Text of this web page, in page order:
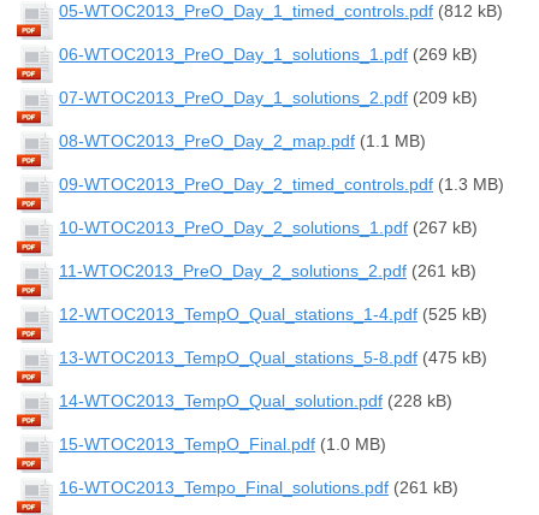
05-WTOC2013_PreO_Day_1_timed_controls.pdf (812 kB)
06-WTOC2013_PreO_Day_1_solutions_1.pdf (269 kB)
07-WTOC2013_PreO_Day_1_solutions_2.pdf (209 kB)
08-WTOC2013_PreO_Day_2_map.pdf (1.1 MB)
09-WTOC2013_PreO_Day_2_timed_controls.pdf (1.3 MB)
10-WTOC2013_PreO_Day_2_solutions_1.pdf (267 kB)
11-WTOC2013_PreO_Day_2_solutions_2.pdf (261 kB)
12-WTOC2013_TempO_Qual_stations_1-4.pdf (525 kB)
13-WTOC2013_TempO_Qual_stations_5-8.pdf (475 kB)
14-WTOC2013_TempO_Qual_solution.pdf (228 kB)
15-WTOC2013_TempO_Final.pdf (1.0 MB)
16-WTOC2013_Tempo_Final_solutions.pdf (261 kB)